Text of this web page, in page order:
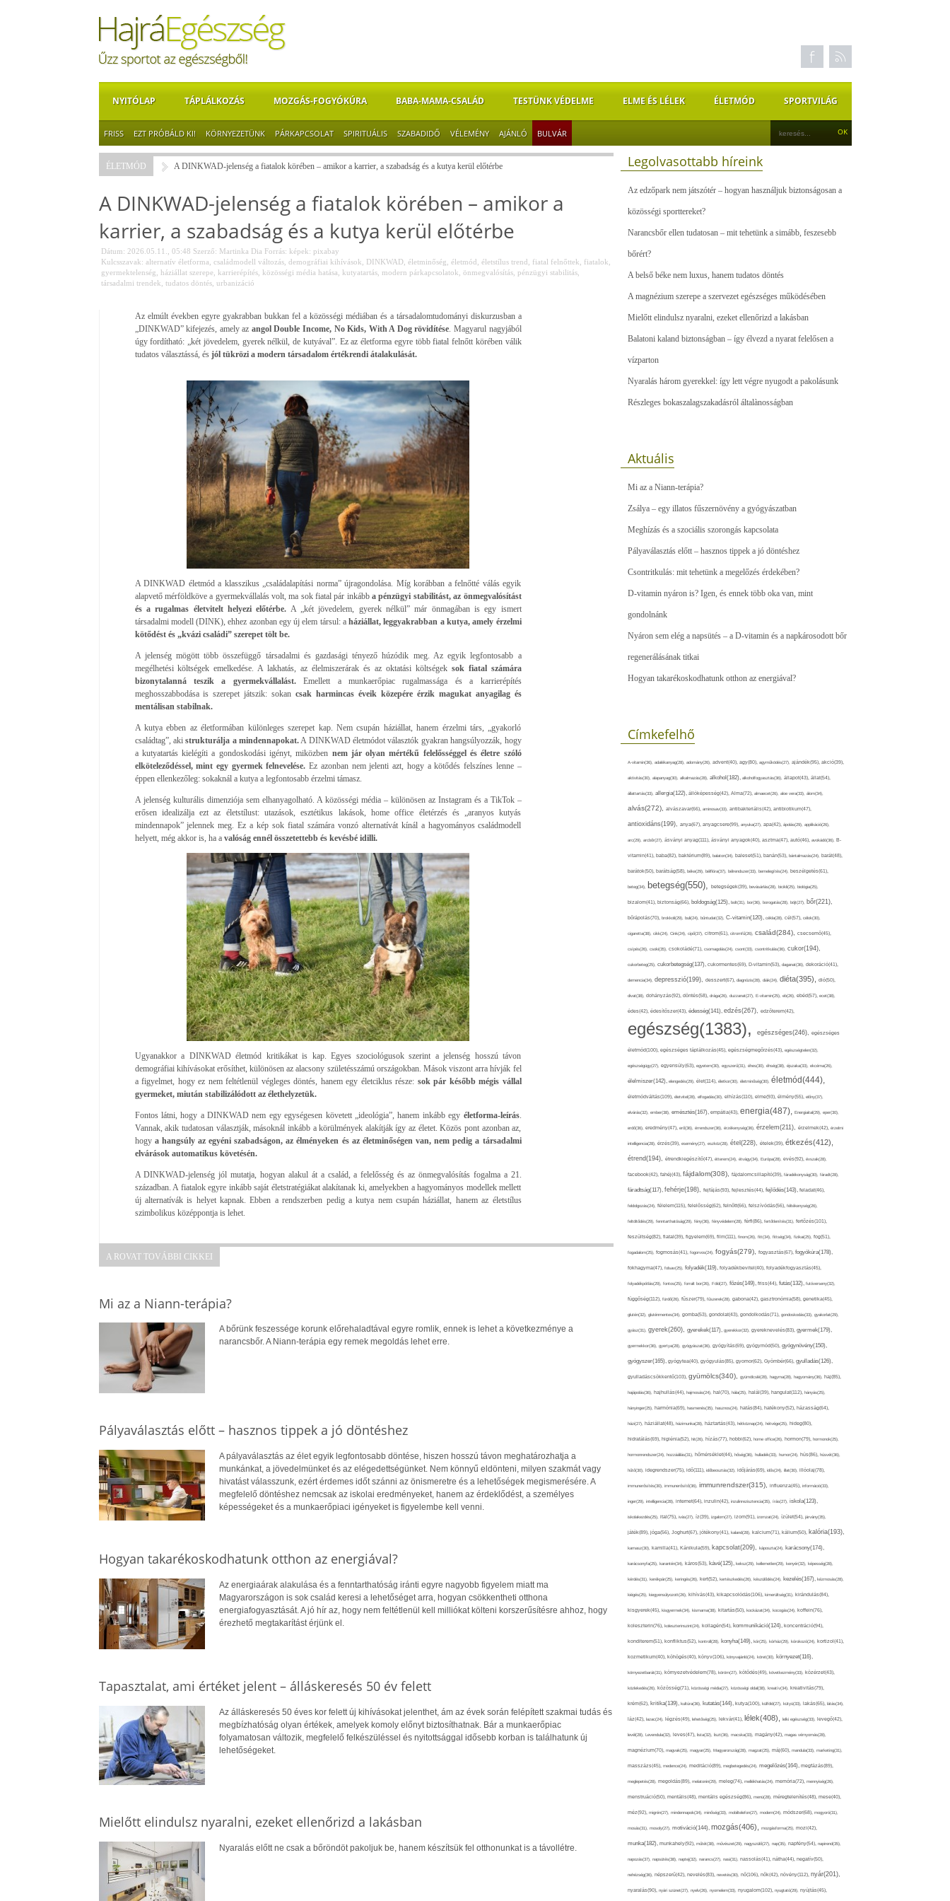
NYITÓLAP TÁPLÁLKOZÁS MOZGÁS-FOGYÓKÚRA BABA-MAMA-CSALÁD TESTÜNK VÉDELME ELME ÉS LÉLEK ÉLETMÓD SPORTVILÁG
FRISS EZT PRÓBÁLD KI! KÖRNYEZETÜNK PÁRKAPCSOLAT SPIRITUÁLIS SZABADIDŐ VÉLEMÉNY AJÁNLÓ BULVÁR
ÉLETMÓD A DINKWAD-jelenség a fiatalok körében – amikor a karrier, a szabadság és a kutya kerül előtérbe
A DINKWAD-jelenség a fiatalok körében – amikor a
karrier, a szabadság és a kutya kerül előtérbe
Dátum: 2026.05.11., 05:48 Szerző: Martinka Dia Forrás: képek: pixabay
Kulcsszavak: alternatív életforma családmodell változás, demográfiai kihívások DINKWAD, életminőség életmód életstílus trend fiatal felnőttek fiatalok
gyermektelenség háziállat szerepe, karrierépítés, közösségi média hatása kutyatartás, modern párkapcsolatok önmegvalósítás, pénzügyi stabilitás,
társadalmi trendek tudatos döntés, urbanizáció
Az elmúlt években egyre gyakrabban bukkan fel a közösségi médiában és a társadalomtudományi diskurzusban a
„DINKWAD” kifejezés, amely az angol Double Income, No Kids, With A Dog rövidítése . Magyarul nagyjából
úgy fordítható: „két jövedelem, gyerek nélkül, de kutyával”. Ez az életforma egyre több fiatal felnőtt körében válik
tudatos választássá, és jól tükrözi a modern társadalom értékrendi átalakulását.
A DINKWAD életmód a klasszikus „családalapítási norma” újragondolása. Míg korábban a felnőtté válás egyik
alapvető mérföldköve a gyermekvállalás volt, ma sok fiatal pár inkábba pénzügyi stabilitást, az önmegvalósítást
és a rugalmas életvitelt helyezi előtérbe. A „két jövedelem, gyerek nélkül” már önmagában is egy ismert
társadalmi modell (DINK), ehhez azonban egy új elem társul: aháziállat, leggyakrabban a kutya, amely érzelmi
kötődést és „kvázi családi” szerepet tölt be.
A jelenség mögött több összefüggő társadalmi és gazdasági tényező húzódik meg. Az egyik legfontosabb a
megélhetési költségek emelkedése. A lakhatás, az élelmiszerárak és az oktatási költségeksok fiatal számára
bizonytalanná teszik a gyermekvállalást.Emellett a munkaerőpiac rugalmassága és a karrierépítés
meghosszabbodása is szerepet játszik: sokan csak harmincas éveik közepére érzik magukat anyagilag és
mentálisan stabilnak.
A kutya ebben az életformában különleges szerepet kap. Nem csupán háziállat, hanem érzelmi társ, „gyakorló
családtag”, akistrukturálja a mindennapokat.A DINKWAD életmódot választók gyakran hangsúlyozzák, hogy
a kutyatartás kielégíti a gondoskodási igényt, miközben nem jár olyan mértékű felelősséggel és életre szóló
elköteleződéssel, mint egy gyermek felnevelése. Ez azonban nem jelenti azt, hogy a kötődés felszínes lenne –
éppen ellenkezőleg: sokaknál a kutya a legfontosabb érzelmi támasz.
A jelenség kulturális dimenziója sem elhanyagolható. A közösségi média – különösen az Instagram és a TikTok –
erősen idealizálja ezt az életstílust: utazások, esztétikus lakások, home office életérzés és „aranyos kutyás
mindennapok” jelennek meg. Ez a kép sok fiatal számára vonzó alternatívát kínál a hagyományos családmodell
helyett, még akkor is, ha avalóság ennél összetettebb és kevésbé idilli.
Ugyanakkor a DINKWAD életmód kritikákat is kap. Egyes szociológusok szerint a jelenség hosszú távon
demográfiai kihívásokat erősíthet, különösen az alacsony születésszámú országokban. Mások viszont arra hívják fel
a figyelmet, hogy ez nem feltétlenül végleges döntés, hanem egy életciklus része: sok pár később mégis vállal
gyermeket, miután stabilizálódott az élethelyzetük.
Fontos látni, hogy a DINKWAD nem egy egységesen követett „ideológia”, hanem inkább egy életforma-leírás.
Vannak, akik tudatosan választják, másoknál inkább a körülmények alakítják így az életet. Közös pont azonban az,
hogy a hangsúly az egyéni szabadságon, az élményeken és az életminőségen van, nem pedig a társadalmi
elvárások automatikus követésén.
A DINKWAD-jelenség jól mutatja, hogyan alakul át a család, a felelősség és az önmegvalósítás fogalma a 21.
században. A fiatalok egyre inkább saját életstratégiákat alakítanak ki, amelyekben a hagyományos modellek mellett
új alternatívák is helyet kapnak. Ebben a rendszerben pedig a kutya nem csupán háziállat, hanem az életstílus
szimbolikus középpontja is lehet.
A ROVAT TOVÁBBI CIKKEI
Mi az a Niann-terápia?
A bőrünk feszessége korunk előrehaladtával egyre romlik, ennek is lehet a következménye a
narancsbőr. A Niann-terápia egy remek megoldás lehet erre.
Pályaválasztás előtt – hasznos tippek a jó döntéshez
A pályaválasztás az élet egyik legfontosabb döntése, hiszen hosszú távon meghatározhatja a
munkánkat, a jövedelmünket és az elégedettségünket. Nem könnyű eldönteni, milyen szakmát vagy
hivatást válasszunk, ezért érdemes időt szánni az önismeretre és a lehetőségek megismerésére. A
megfelelő döntéshez nemcsak az iskolai eredményeket, hanem az érdeklődést, a személyes
képességeket és a munkaerőpiaci igényeket is figyelembe kell venni.
Hogyan takarékoskodhatunk otthon az energiával?
Az energiaárak alakulása és a fenntarthatóság iránti egyre nagyobb figyelem miatt ma
Magyarországon is sok család keresi a lehetőséget arra, hogyan csökkentheti otthona
energiafogyasztását. A jó hír az, hogy nem feltétlenül kell milliókat költeni korszerűsítésre ahhoz, hogy
érezhető megtakarítást érjünk el.
Tapasztalat, ami értéket jelent – álláskeresés 50 év felett
Az álláskeresés 50 éves kor felett új kihívásokat jelenthet, ám az évek során felépített szakmai tudás és
megbízhatóság olyan értékek, amelyek komoly előnyt biztosíthatnak. Bár a munkaerőpiac
folyamatosan változik, megfelelő felkészüléssel és nyitottsággal idősebb korban is találhatunk új
lehetőségeket.
Mielőtt elindulsz nyaralni, ezeket ellenőrizd a lakásban
Nyaralás előtt ne csak a bőröndöt pakoljuk be, hanem készítsük fel otthonunkat is a távollétre.
Legolvasottabb híreink
Az edzőpark nem játszótér – hogyan használjuk biztonságosan a
közösségi sporttereket?
Narancsbőr ellen tudatosan – mit tehetünk a simább, feszesebb
bőrért?
A belső béke nem luxus, hanem tudatos döntés
A magnézium szerepe a szervezet egészséges működésében
Mielőtt elindulsz nyaralni, ezeket ellenőrizd a lakásban
Balatoni kaland biztonságban – így élvezd a nyarat felelősen a
vízparton
Nyaralás három gyerekkel: így lett végre nyugodt a pakolásunk
Részleges bokaszalagszakadásról általànosságban
Aktuális
Mi az a Niann-terápia?
Zsálya – egy illatos fűszernövény a gyógyászatban
Meghízás és a szociális szorongás kapcsolata
Pályaválasztás előtt – hasznos tippek a jó döntéshez
Csontritkulás: mit tehetünk a megelőzés érdekében?
D-vitamin nyáron is? Igen, és ennek több oka van, mint
gondolnánk
Nyáron sem elég a napsütés – a D-vitamin és a napkárosodott bőr
regenerálásának titkai
Hogyan takarékoskodhatunk otthon az energiával?
Címkefelhő
A-vitamin(36), adalékanyag(28), adomány(26), advent(40), agy(80), agyműködés(27), ajándék(95), akció(39),
aktivitás(30), alapanyag(30), alkalmazás(28), alkohol(182), alkoholfogyasztás(36), állapot(43), állat(54),
állattartás(33), allergia(122), állóképesség(42), Alma(72), almaecet(26), aloe vera(33), álom(34),
alvás(272), alvászavar(66), aminosav(33), antibakteriális(42), antibiotikum(47),
antioxidáns(199), anya(67), anyagcsere(99), anyuka(27), apa(42), ápolás(29), applikáció(26),
arc(29), arcbőr(27), ásványi anyag(111), ásványi anyagok(40), asztma(47), autó(46), avokádó(36), B-
vitamin(41), baba(82), baktérium(89), balaton(34), baleset(51), banán(53), bántalmazás(24), barát(48),
barátok(50), barátság(58), béke(29), bélflóra(37), bélrendszer(33), bemelegítés(24), beszélgetés(61),
beteg(34), betegség(550), betegségek(39), bevásárlás(28), bicikli(25), biológia(25),
bizalom(41), biztonság(66), boldogság(125), bolt(31), bor(36), borogatás(28), böjt(27), bőr(221),
bőrápolás(70), brokkoli(29), buli(24), bűntudat(32), C-vitamin(120), cékla(28), cél(57), célok(30),
cigaretta(38), cikk(24), Cink(24), cipő(37), citrom(61), citromfű(26), család(284), csecsemő(45),
csípés(26), csoki(35), csokoládé(71), csomagolás(24), csont(33), csontritkulás(36), cukor(194),
cukorbeteg(25), cukorbetegség(137), cukormentes(69), D-vitamin(53), daganat(36), dekoráció(41),
demencia(34), depresszió(199), desszert(67), diagnózis(28), diák(24), diéta(395), dió(50),
divat(38), dohányzás(92), döntés(58), drága(26), duzzanat(27), E-vitamin(25), eb(26), ebéd(57), ecet(38),
édes(42), édesítőszer(43), édesség(141), edzés(267), edzőterem(42),
egészség(1383), egészséges(246), egészséges
életmód(100), egészséges táplálkozás(45), egészségmegőrzés(43), egészségtelen(32),
egészségügy(27), egyensúly(63), egyetem(30), egyszerű(31), éhes(30), éhség(38), éjszaka(33), ekcéma(26),
élelmiszer(142), elengedés(29), élet(114), életkor(30), életminőség(30), életmód(444),
életmódváltás(109), életvitel(28), elfogadás(30), elhízás(110), elme(93), élmény(55), előny(37),
elvárás(32), ember(38), emésztés(167), empátia(43), energia(487), Energiaital(29), eper(30),
erdő(36), eredmény(47), erő(36), érrendszer(36), érzékenység(36), érzelem(211), érzelmek(42), érzelmi
intelligencia(28), érzés(39), esemény(27), eszköz(28), étel(228), ételek(39), étkezés(412),
étrend(194), étrendkiegészítő(47), étterem(24), étvágy(34), Európa(28), evés(92), évszak(28),
facebook(42), fahéj(43), fájdalom(308), fájdalomcsillapító(39), fáradékonyság(30), fáradt(28),
fáradtság(117), fehérje(198), fejfájás(93), fejlesztés(44), fejlődés(143), feladat(46),
feldolgozás(24), félelem(115), felelősség(62), felnőtt(66), felszívódás(56), féltékenység(26),
feltöltődés(29), fenntarthatóság(29), fény(36), fényvédelem(28), férfi(86), fertőtlenítés(31), fertőzés(101),
feszültség(82), fiatal(39), figyelem(69), film(111), finom(26), fitt(34), fittség(34), fizikai(25), fog(51),
fogadalom(25), fogmosás(41), fogorvos(24), fogyás(279), fogyasztás(67), fogyókúra(178),
fokhagyma(47), folsav(25), folyadék(119), folyadékbevitel(40), folyadékfogyasztás(45),
folyadékpótlás(29), fontos(25), forralt bor(26), Föld(27), főzés(149), friss(44), futás(132), futóverseny(32),
függőség(112), fürdő(26), fűszer(79), fűszerek(28), gabona(42), gasztronómia(58), genetika(45),
glutén(32), gluténmentes(34), gomba(53), gondolat(43), gondolkodás(71), gondoskodás(33), gyakorlat(29),
gyász(31), gyerek(260), gyerekek(117), gyerekkor(32), gyereknevelés(83), gyermek(179),
gyermekkor(36), gyertya(28), gyógyászat(36), gyógyítás(69), gyógymód(50), gyógynövény(150),
gyógyszer(165), gyógytea(40), gyógyulás(85), gyomor(62), Gyömbér(66), gyulladás(126),
gyulladáscsökkentő(103), gyümölcs(340), gyümölcslé(28), hagyma(28), hagyomány(36), haj(85),
hajápolás(36), hajhullás(44), hajmosás(24), hal(70), hála(25), halál(39), hangulat(112), hányás(25),
hányinger(25), harmónia(69), hasmenés(35), hasznos(24), hatás(84), hatékony(52), házasság(64),
házi(27), háziállat(48), házimunka(28), háztartás(43), hétköznap(24), hétvége(25), hideg(80),
hidratálás(69), higiénia(52), hit(26), hízás(77), hobbi(62), home office(26), hormon(79), hormonok(25),
hormonrendszer(24), hozzáállás(31), hőmérséklet(44), hőség(36), hulladék(33), humor(24), hús(86), húsvét(36),
hűtő(30), idegrendszer(75), idő(111), időbeosztás(32), időjárás(69), idős(24), illat(30), illóolaj(78),
immunerősítés(30), immunerősítő(36), immunrendszer(315), influenza(45), információ(33),
inger(29), intelligencia(28), internet(64), inzulin(42), inzulinrezisztencia(35), írás(27), iskola(123),
iskolakezdés(25), ital(75), ivás(27), íz(39), izgalom(27), izom(91), izomzat(24), ízület(54), járvány(35),
játék(89), jóga(56), Joghurt(67), jótékony(41), kaland(28), kalcium(71), kálium(50), kalória(193),
kamasz(30), kamilla(41), Kánikula(59), kapcsolat(209), káposzta(24), karácsony(174),
karácsonyfa(25), karantén(34), káros(53), kávé(125), keksz(29), kellemetlen(29), kenyér(32), képesség(28),
kérdés(31), kerékpár(25), keringés(26), kert(52), kertészkedés(26), készülődés(24), kezelés(167), kézmosás(28),
kiégés(25), kiegyensúlyozott(26), kihívás(43), kikapcsolódás(106), kimerültség(31), kirándulás(84),
kisgyerek(45), kisgyermek(34), kismama(38), kitartás(50), kockázat(34), kocogás(24), koffein(76),
koleszterin(76), koleszterinszint(24), kollagén(54), kommunikáció(124), koncentráció(94),
konditerem(51), konfliktus(52), kontroll(28), konyha(149), kór(25), kórház(29), kórokozó(24), kortizol(41),
kozmetikum(40), köhögés(40), könyv(106), könyvajánló(24), köret(30), környezet(116),
környezetbarát(31), környezetvédelem(78), köröm(27), kötődés(49), következmény(33), közérzet(43),
közlekedés(26), közösség(71), közösségi média(27), közösségi oldal(38), kreatív(34), kreativitás(79),
krém(62), kritika(139), kultúra(36), kutatás(144), kutya(100), külföld(27), kütyü(33), lakás(65), látás(34),
láz(42), lazac(24), légzés(49), lehetőség(25), lekvár(41), lélek(408), lelki egészség(33), levegő(42),
levél(28), Levendula(32), leves(47), lista(32), liszt(36), macska(33), magány(42), magas vérnyomás(28),
magnézium(70), magvak(25), magyar(25), Magyarország(28), magzat(25), máj(60), mandula(33), marketing(31),
masszázs(45), medence(24), meditáció(89), megbetegedés(24), megelőzés(164), megfázás(89),
meglepetés(28), megoldás(89), melatonin(29), meleg(74), mellékhatás(24), memória(72), mennyiség(26),
menstruáció(50), mentális(48), mentális egészség(86), menü(28), méregtelenítés(48), mese(40),
méz(92), migrén(27), mindennapok(34), minőség(33), mobiltelefon(27), modern(24), módszer(68), mogyoró(31),
mosás(31), mosoly(27), motiváció(144), mozgás(406), mozgásforma(25), mozi(42),
munka(182), munkahely(92), műtét(38), művészet(29), nagyszülő(27), nap(35), napfény(54), napirend(35),
napozás(37), napsütés(38), naptej(32), narancs(27), nasi(31), nassolás(41), nátha(44), negatív(50),
nehézség(36), népszerű(42), nevelés(83), nevetés(30), nő(106), nők(42), növény(112), nyár(201),
nyaralás(90), nyári szünet(27), nyelv(26), nyomelem(33), nyugalom(102), nyugtató(29), nyújtás(45),